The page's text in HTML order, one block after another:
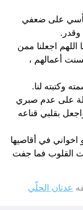
يأسي على ضعفي
اجعلنا ممن
أعمالهم ،
وكتبته لنا.
على عدم صبري
بقلبي قناعه
اخواني في أقاصيها
القلوب فما جفت
عدنان الحلّي